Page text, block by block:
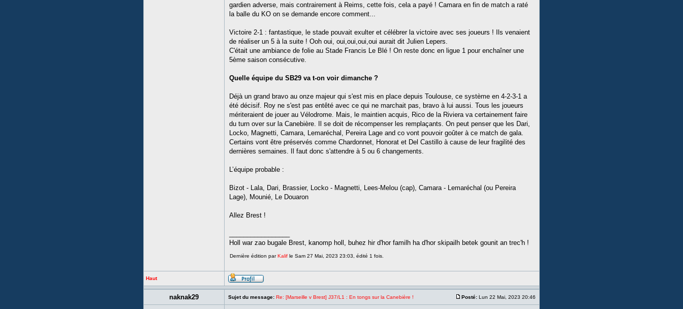
gardien adverse, mais contrairement à Reims, cette fois, cela a payé ! Camara en fin de match a raté
la balle du KO on se demande encore comment...
Victoire 2-1 : fantastique, le stade pouvait exulter et célébrer la victoire avec ses joueurs ! Ils venaient
de réaliser un 5 à la suite ! Ooh oui, oui,oui,oui,oui aurait dit Julien Lepers.
C'était une ambiance de folie au Stade Francis Le Blé ! On reste donc en ligue 1 pour enchaîner une
5ème saison consécutive.
Quelle équipe du SB29 va t-on voir dimanche ?
Déjà un grand bravo au onze majeur qui s'est mis en place depuis Toulouse, ce système en 4-2-3-1 a
été décisif. Roy ne s'est pas entêté avec ce qui ne marchait pas, bravo à lui aussi. Tous les joueurs
mériteraient de jouer au Vélodrome. Mais, le maintien acquis, Rico de la Riviera va certainement faire
du turn over sur la Canebière. Il se doit de récompenser les remplaçants. On peut penser que les Dari,
Locko, Magnetti, Camara, Lemaréchal, Pereira Lage and co vont pouvoir goûter à ce match de gala.
Certains vont être préservés comme Chardonnet, Honorat et Del Castillo à cause de leur fragilité des
dernières semaines. Il faut donc s'attendre à 5 ou 6 changements.
L’équipe probable :
Bizot - Lala, Dari, Brassier, Locko - Magnetti, Lees-Melou (cap), Camara - Lemaréchal (ou Pereira
Lage), Mounié, Le Douaron
Allez Brest !
Holl war zao bugale Brest, kanomp holl, buhez hir d'hor familh ha d'hor skipailh betek gounit an trec'h !
Dernière édition parKalif le Sam 27 Mai, 2023 23:03, édité 1 fois.
Haut
naknak29 Sujet du message: Re: [Marseille v Brest] J37/L1 : En tongs sur la Canebière ! Posté: Lun 22 Mai, 2023 20:46